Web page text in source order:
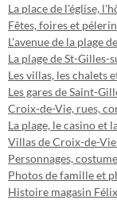
La place de l'église,
Fêtes, foires et
L'avenue de la plage
La plage de St-Gilles-
Les villas, les chalets
Les gares de Saint-
Croix-de-Vie, rues,
La plage, le casino et
Villas de Croix-de-Vie
Personnages,
Photos de famille et
Histoire magasin